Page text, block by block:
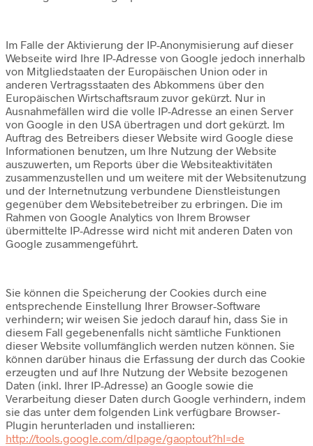
Im Falle der Aktivierung der IP-Anonymisierung auf dieser
Webseite wird Ihre IP-Adresse von Google jedoch innerhalb
von Mitgliedstaaten der Europäischen Union oder in
anderen Vertragsstaaten des Abkommens über den
Europäischen Wirtschaftsraum zuvor gekürzt. Nur in
Ausnahmefällen wird die volle IP-Adresse an einen Server
von Google in den USA übertragen und dort gekürzt. Im
Auftrag des Betreibers dieser Website wird Google diese
Informationen benutzen, um Ihre Nutzung der Website
auszuwerten, um Reports über die Websiteaktivitäten
zusammenzustellen und um weitere mit der Websitenutzung
und der Internetnutzung verbundene Dienstleistungen
gegenüber dem Websitebetreiber zu erbringen. Die im
Rahmen von Google Analytics von Ihrem Browser
übermittelte IP-Adresse wird nicht mit anderen Daten von
Google zusammengeführt.
Sie können die Speicherung der Cookies durch eine
entsprechende Einstellung Ihrer Browser-Software
verhindern; wir weisen Sie jedoch darauf hin, dass Sie in
diesem Fall gegebenenfalls nicht sämtliche Funktionen
dieser Website vollumfänglich werden nutzen können. Sie
können darüber hinaus die Erfassung der durch das Cookie
erzeugten und auf Ihre Nutzung der Website bezogenen
Daten (inkl. Ihrer IP-Adresse) an Google sowie die
Verarbeitung dieser Daten durch Google verhindern, indem
sie das unter dem folgenden Link verfügbare Browser-
Plugin herunterladen und installieren:
http://tools.google.com/dlpage/gaoptout?hl=de